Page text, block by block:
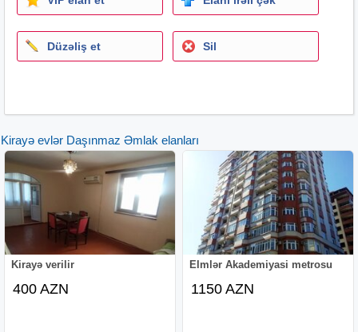
yaxın olması gündəlik yaşayış üçün əlavə komfort yaradır.
Ətraflı məlumat və baxış üçün əlaqə saxlayın.
Düzəliş et Sil
Kirayə evlər Daşınmaz Əmlak elanları
Kirayə verilir
400 AZN
Elmlər Akademiyasi metrosu
1150 AZN